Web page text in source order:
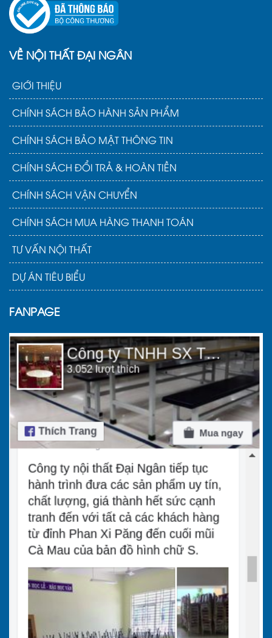
VỀ NỘI THẤT ĐẠI NGÂN
GIỚI THIỆU
CHÍNH SÁCH BẢO HÀNH SẢN PHẨM
CHÍNH SÁCH BẢO MẬT THÔNG TIN
CHÍNH SÁCH ĐỔI TRẢ & HOÀN TIỀN
CHÍNH SÁCH VẬN CHUYỂN
CHÍNH SÁCH MUA HÀNG THANH TOÁN
TƯ VẤN NỘI THẤT
DỰ ÁN TIÊU BIỂU
FANPAGE